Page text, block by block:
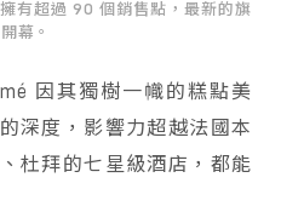
有超過 90 個銷售點，最新的旗
幕。
因其獨樹一幟的糕點美
深度，影響力超越法國本
杜拜的七星級酒店，都能